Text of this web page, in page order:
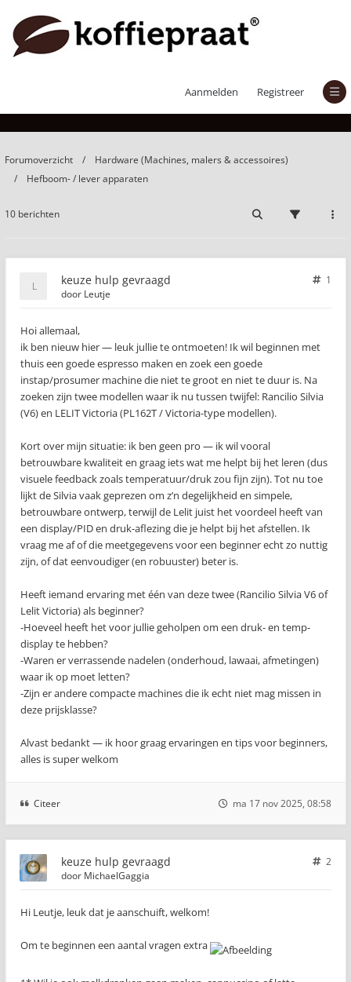
Aanmelden Registreer
Forumoverzicht
Hardware (Machines, malers & accessoires)
Hefboom- / lever apparaten
10 berichten
keuze hulp gevraagd
1
door Leutje
Hoi allemaal,
ik ben nieuw hier — leuk jullie te ontmoeten! Ik wil beginnen met
thuis een goede espresso maken en zoek een goede
instap/prosumer machine die niet te groot en niet te duur is. Na
zoeken zijn twee modellen waar ik nu tussen twijfel: Rancilio Silvia
(V6) en LELIT Victoria (PL162T / Victoria-type modellen).
Kort over mijn situatie: ik ben geen pro — ik wil vooral
betrouwbare kwaliteit en graag iets wat me helpt bij het leren (dus
visuele feedback zoals temperatuur/druk zou fijn zijn). Tot nu toe
lijkt de Silvia vaak geprezen om z’n degelijkheid en simpele,
betrouwbare ontwerp, terwijl de Lelit juist het voordeel heeft van
een display/PID en druk-aflezing die je helpt bij het afstellen. Ik
vraag me af of die meetgegevens voor een beginner echt zo nuttig
zijn, of dat eenvoudiger (en robuuster) beter is.
Heeft iemand ervaring met één van deze twee (Rancilio Silvia V6 of
Lelit Victoria) als beginner?
-Hoeveel heeft het voor jullie geholpen om een druk- en temp-
display te hebben?
-Waren er verrassende nadelen (onderhoud, lawaai, afmetingen)
waar ik op moet letten?
-Zijn er andere compacte machines die ik echt niet mag missen in
deze prijsklasse?
Alvast bedankt — ik hoor graag ervaringen en tips voor beginners,
alles is super welkom
Citeer ma 17 nov 2025, 08:58
keuze hulp gevraagd
2
door MichaelGaggia
Hi Leutje, leuk dat je aanschuift, welkom!
Om te beginnen een aantal vragen extra